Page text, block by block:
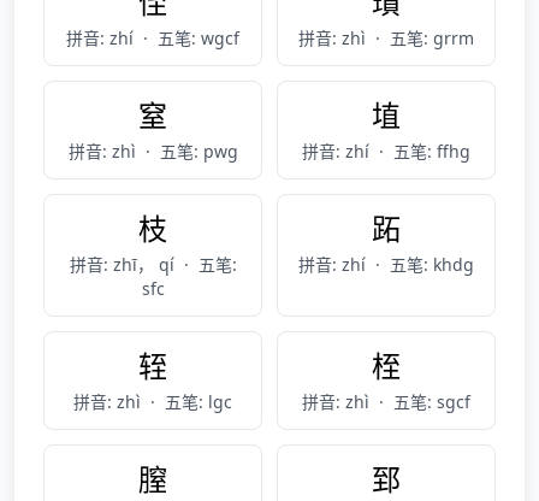
拼音: zhí · 五笔: wgcf 拼音: zhì · 五笔: grrm
窒
拼音: zhì · 五笔: pwg
埴
拼音: zhí · 五笔: ffhg
枝
拼音: zhī， qí · 五笔:
sfc
跖
拼音: zhí · 五笔: khdg
轾
拼音: zhì · 五笔: lgc
桎
拼音: zhì · 五笔: sgcf
膣 郅